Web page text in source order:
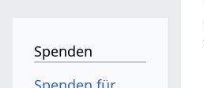
Spenden